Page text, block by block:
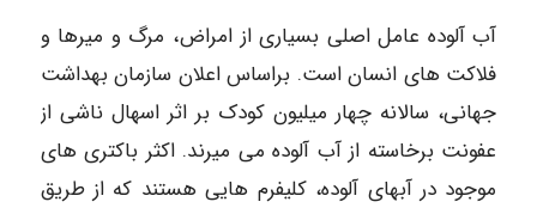
آب آلوده عامل اصلی بسیاری از امراض، مرگ و میرها و
فلاکت های انسان است. براساس اعلان سازمان بهداشت
جهانی، سالانه چهار میلیون کودک بر اثر اسهال ناشی از
عفونت برخاسته از آب آلوده می میرند. اکثر باکتری های
موجود در آبهای آلوده، کلیفرم هایی هستند که از طریق